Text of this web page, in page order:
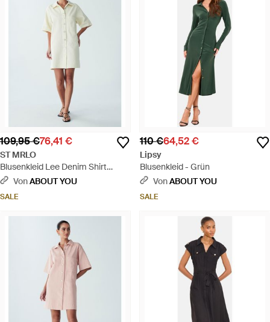
109,95 €76,41 €
ST MRLO
Blusenkleid Lee Denim Shirt
Dress - Weiß
VonABOUT YOU
SALE
110 €64,52 €
Lipsy
Blusenkleid - Grün
VonABOUT YOU
SALE